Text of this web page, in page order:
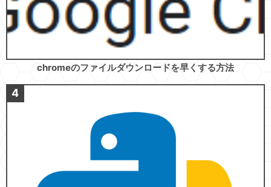
chromeのファイルダウンロードを早くする方法